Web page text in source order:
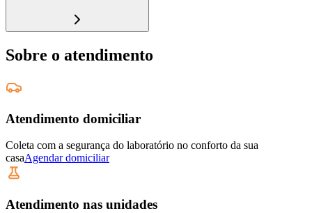
Sobre o atendimento
Atendimento domiciliar
Coleta com a segurança do laboratório no conforto da sua
casaAgendar domiciliar
Atendimento nas unidades